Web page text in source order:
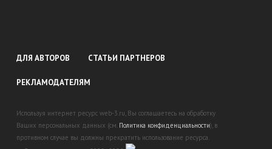
ДЛЯ АВТОРОВ СТАТЬИ ПАРТНЕРОВ
РЕКЛАМОДАТЕЛЯМ
Используя интернет ресурс web-3.ru, Вы соглашаетесь на обработку
Ваших персональных данных (см. Политика конфиденциальности), в
противном случае вы должны прекратить использование ресурса.